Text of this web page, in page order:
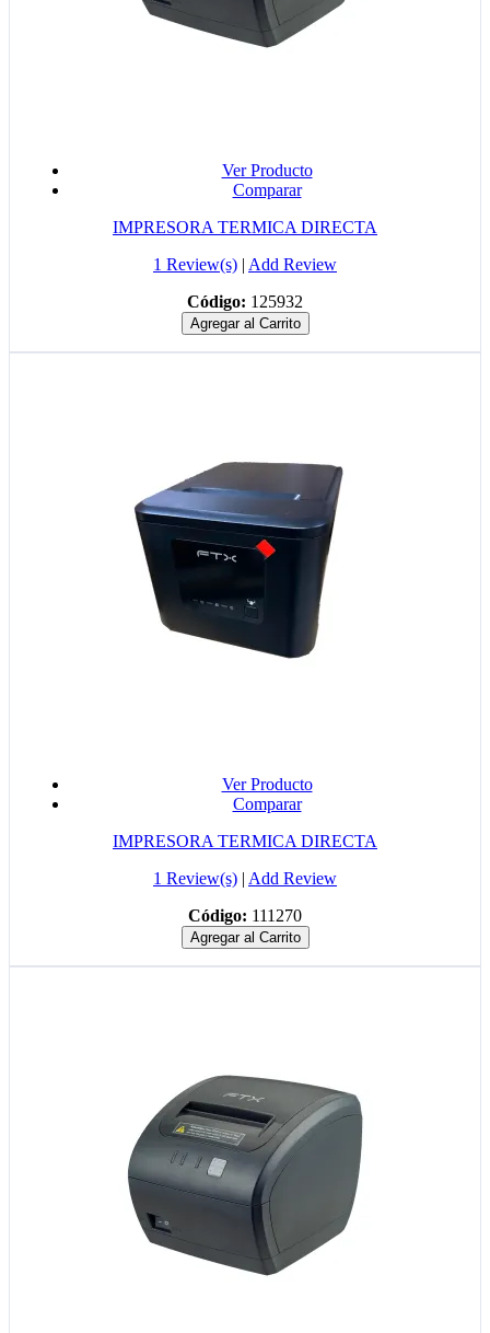
Ver Producto
Comparar
IMPRESORA TERMICA DIRECTA
1 Review(s) | Add Review
Código: 125932
Agregar al Carrito
Ver Producto
Comparar
IMPRESORA TERMICA DIRECTA
1 Review(s) | Add Review
Código: 111270
Agregar al Carrito